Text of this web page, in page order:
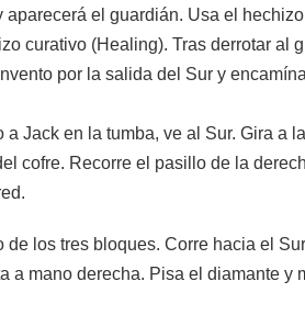
aparecerá el guardián. Usa el
curativo (Healing). Tras derrotar al
por la salida del Sur y
a Jack en la tumba, ve al Sur. Gira a
cofre. Recorre el pasillo de la
de los tres bloques. Corre hacia el
a mano derecha. Pisa el diamante y